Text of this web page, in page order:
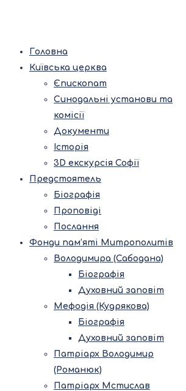
Головна
Київська церква
Єпископат
Синодальні установи та
комісії
Документи
Історія
3D екскурсія Софії
Предстоятель
Біографія
Проповіді
Послання
Фонди пам’яті Митрополитів
Володимира (Сабодана)
Біографія
Духовний заповіт
Мефодія (Кудрякова)
Біографія
Духовний заповіт
Патріарх Володимир
(Романюк)
Патріарх Мстислав